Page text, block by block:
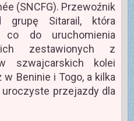
(SNCFG). Przewoźnik
grupę Sitarail, która
co do uruchomienia
zestawionych z
szwajcarskich kolei
w Beninie i Togo, a kilka
uroczyste przejazdy dla